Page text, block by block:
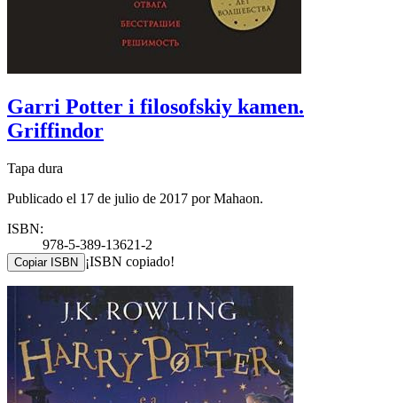
Garri Potter i filosofskiy kamen.
Griffindor
Tapa dura
Publicado el 17 de julio de 2017 por Mahaon.
ISBN:
978-5-389-13621-2
Copiar ISBN ¡ISBN copiado!